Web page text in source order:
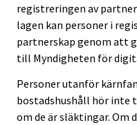
registreringen av
lagen kan personer i
partnerskap genom att
till Myndigheten för
Personer utanför
bostadshushåll hör inte
om de är släktingar. Om